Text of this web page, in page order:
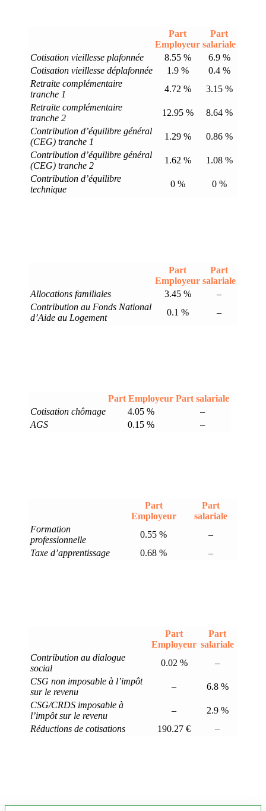
Part
Employeur
Part
salariale
Cotisation vieillesse plafonnée
8.55 %
6.9 %
Cotisation vieillesse déplafonnée
1.9 %
0.4 %
Retraite complémentaire
tranche 1
4.72 %
3.15 %
Retraite complémentaire
tranche 2
12.95 %
8.64 %
Contribution d’équilibre général
(CEG) tranche 1
1.29 %
0.86 %
Contribution d’équilibre général
(CEG) tranche 2
1.62 %
1.08 %
Contribution d’équilibre
technique
0 % 0 %
Part
Employeur
Part
salariale
Allocations familiales
3.45 %
–
Contribution au Fonds National
d’Aide au Logement
0.1 % –
Part Employeur Part salariale
Cotisation chômage
4.05 %
–
AGS
0.15 % –
Part
Employeur
Part
salariale
Formation
professionnelle
0.55 %
–
Taxe d’apprentissage
0.68 % –
Part
Employeur
Part
salariale
Contribution au dialogue
social
0.02 %
–
CSG non imposable à l’impôt
sur le revenu
–
6.8 %
CSG/CRDS imposable à
l’impôt sur le revenu
–
2.9 %
Réductions de cotisations
190.27 € –